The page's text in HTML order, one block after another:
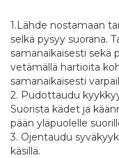
1.Lähde nostamaan
selkä pysyy suorana.
samanaikaisesti sekä
vetämällä hartioita
samanaikaisesti
2. Pudottaudu
Suorista kädet ja
pään yläpuolelle
3. Ojentaudu
käsillä.